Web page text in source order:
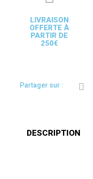
LIVRAISON
OFFERTE À
PARTIR DE
250€
Partager sur :
DESCRIPTION